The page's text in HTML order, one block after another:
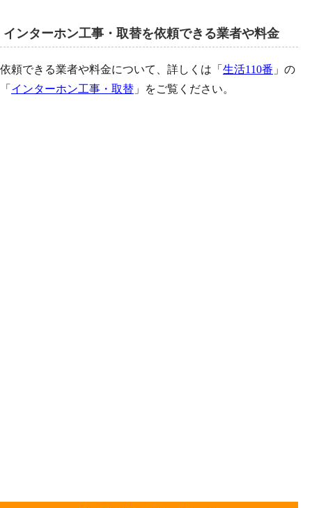
インターホン工事・取替を依頼できる業者や料金
依頼できる業者や料金について、詳しくは「 生活110番 」の
「 インターホン工事・取替 」をご覧ください。